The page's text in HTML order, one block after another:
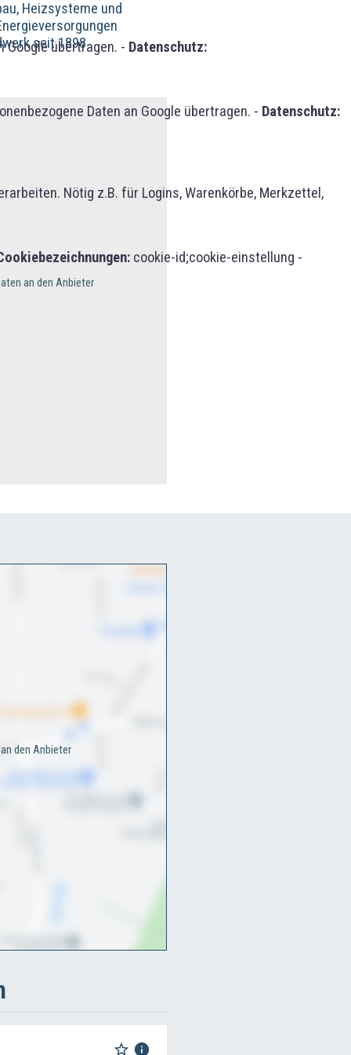
Google übertragen. - Datenschutz:
Daten an Google übertragen. - Datenschutz:
Nötig z.B. für Logins, Warenkörbe, Merkzettel,
cookie-id;cookie-einstellung -
Heizsysteme und
seit 1898
an den Anbieter
den Anbieter